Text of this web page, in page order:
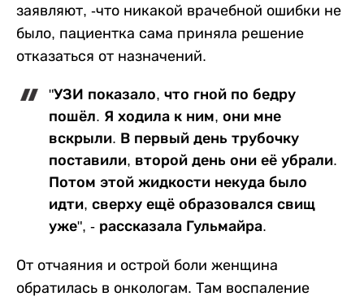
заявляют, -что никакой врачебной ошибки не
было, пациентка сама приняла решение
отказаться от назначений.
"УЗИ показало, что гной по бедру
пошёл. Я ходила к ним, они мне
вскрыли. В первый день трубочку
поставили, второй день они её убрали.
Потом этой жидкости некуда было
идти, сверху ещё образовался свищ
уже", - рассказала Гульмайра.
От отчаяния и острой боли женщина
обратилась в онкологам. Там воспаление